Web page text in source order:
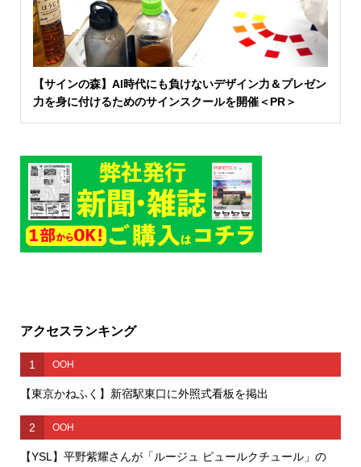
【サインの森】AI時代にも負けないデザイン力＆プレゼン
力を身に付けるためのサインスクールを開催＜PR＞
アクセスランキング
1 OOH
【東京かねふく】新宿駅東口に外照式看板を掲出
2 OOH
【YSL】平野紫耀さんが「ルージュ ピュールクチュール」の